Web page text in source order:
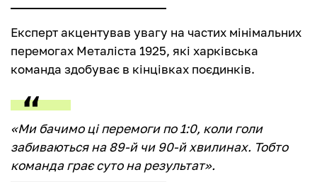
Експерт акцентував увагу на частих мінімальних
перемогах Металіста 1925, які харківська
команда здобуває в кінцівках поєдинків.
«Ми бачимо ці перемоги по 1:0, коли голи
забиваються на 89-й чи 90-й хвилинах. Тобто
команда грає суто на результат».